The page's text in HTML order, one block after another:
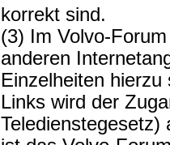
korrekt sind.
(3) Im Volvo-
anderen
Einzelheiten
Links wird der